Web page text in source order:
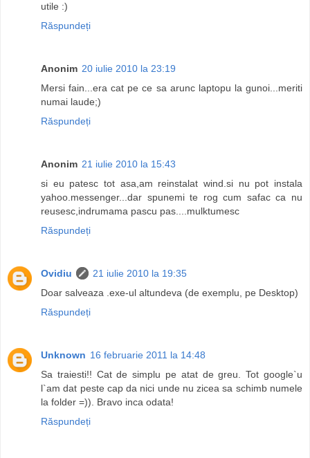
utile :)
Răspundeți
Anonim 20 iulie 2010 la 23:19
Mersi fain...era cat pe ce sa arunc laptopu la gunoi...meriti
numai laude;)
Răspundeți
Anonim 21 iulie 2010 la 15:43
si eu patesc tot asa,am reinstalat wind.si nu pot instala
yahoo.messenger...dar spunemi te rog cum safac ca nu
reusesc,indrumama pascu pas....mulktumesc
Răspundeți
Ovidiu
21 iulie 2010 la 19:35
Doar salveaza .exe-ul altundeva (de exemplu, pe Desktop)
Răspundeți
Unknown 16 februarie 2011 la 14:48
Sa traiesti!! Cat de simplu pe atat de greu. Tot google`u
l`am dat peste cap da nici unde nu zicea sa schimb numele
la folder =)). Bravo inca odata!
Răspundeți